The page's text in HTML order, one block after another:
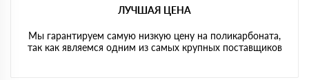
ЛУЧШАЯ ЦЕНА
Мы гарантируем самую низкую цену на поликарбоната,
так как являемся одним из самых крупных поставщиков